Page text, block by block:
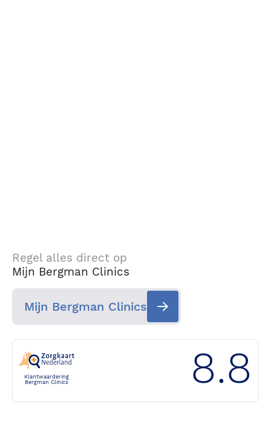
Regel alles direct op
Mijn Bergman Clinics
Mijn Bergman Clinics
Klantwaardering
Bergman Clinics
8.8